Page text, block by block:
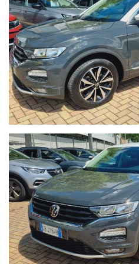
NON HAI
Compila il modulo e ti
cerchi sarà